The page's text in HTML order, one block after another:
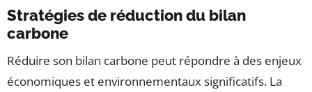
Stratégies de réduction du bilan
carbone
Réduire son bilan carbone peut répondre à des enjeux
économiques et environnementaux significatifs. La